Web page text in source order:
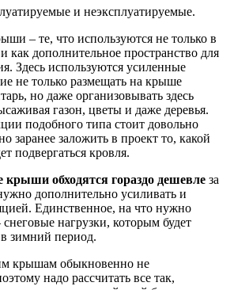
и неэксплуатируемые.
– те, что используются не только в
как дополнительное пространство для
Здесь используются усиленные
не только размещать на крыше
но даже организовывать здесь
газон, цветы и даже деревья.
подобного типа стоит довольно
заранее заложить в проект то, какой
подвергаться кровля.
крыши обходятся гораздо дешевле за
дополнительно усиливать и
Единственное, на что нужно
нагрузки, которым будет
в зимний период.
крышам обыкновенно не
надо рассчитать все так,